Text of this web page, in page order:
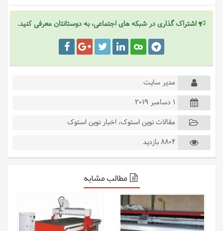
اشتراک گذاری در شبکه های اجتماعی، به دوستانتان معرفی کنید.
مدیر سایت
1 دسامبر 2019
مقالات نوین استوک، اخبار نوین استوک
8804 بازدید
مطالب مشابه